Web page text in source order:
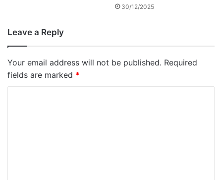
30/12/2025
Leave a Reply
Your email address will not be published. Required
fields are marked *